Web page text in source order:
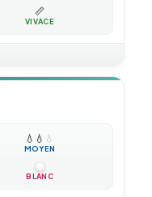
📏
VIVACE
💧 💧 💧
MOYEN
BLANC